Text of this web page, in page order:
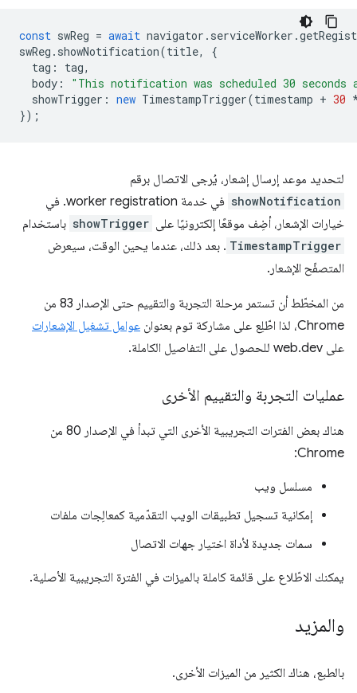
const swReg = await navigator . serviceWorker .
swReg . showNotification(title,
{
tag : tag,
body :
"This notification was scheduled 30 seconds
showTrigger : new TimestampTrigger(timestamp + 30
});
لتحديد موعد إرسال إشعار، يُرجى الاتصال برقم
showNotification
في خدمة worker registration. في
خيارات الإشعار، أضِف موقعًا إلكترونيًا على showTrigger باستخدام
TimestampTrigger . بعد ذلك، عندما يحين الوقت، سيعرض
المتصفّح الإشعار.
من المخطّط أن تستمر مرحلة التجربة والتقييم حتى الإصدار 83 من
Chrome، لذا اطّلِع على مشاركة توم بعنوان
عوامل تشغيل الإشعارات
على web.dev للحصول على التفاصيل الكاملة.
عمليات التجربة والتقييم الأخرى
هناك بعض الفترات التجريبية الأخرى التي تبدأ في الإصدار 80 من
Chrome:
مسلسل ويب
إمكانية تسجيل تطبيقات الويب التقدّمية كمعالِجات ملفات
سمات جديدة لأداة اختيار جهات الاتصال
يمكنك الاطّلاع على قائمة كاملة بالميزات في الفترة التجريبية الأصلية.
والمزيد
بالطبع، هناك الكثير من الميزات الأخرى.